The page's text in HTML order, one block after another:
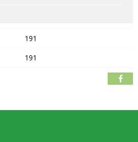
191
191